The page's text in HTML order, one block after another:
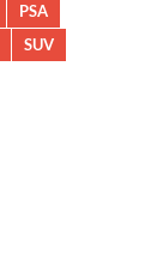
PSA
SUV